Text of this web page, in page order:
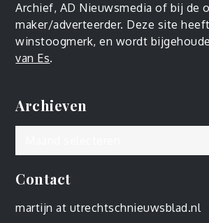
Archief, AD Nieuwsmedia of bij de
maker/adverteerder. Deze site
winstoogmerk, en wordt
van Es.
Archieven
Contact
martijn at utrechtschnieuwsblad.nl